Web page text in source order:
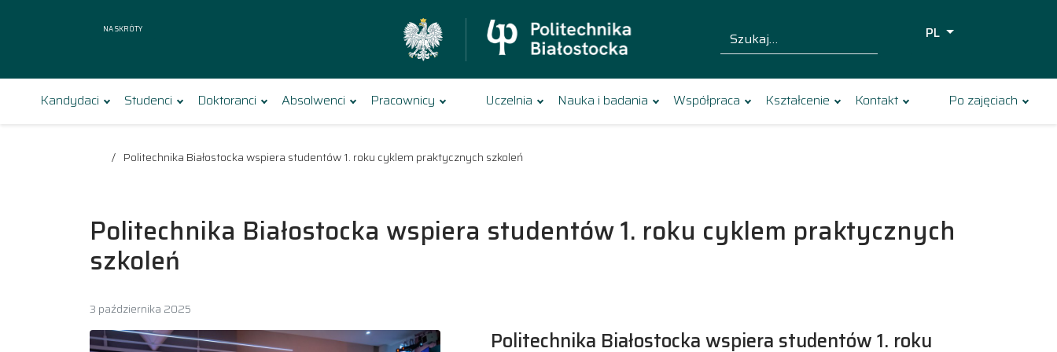
Na skróty Szukaj dla:
PL
Kandydaci Studenci Doktoranci Absolwenci Pracownicy Uczelnia Nauka i badania Współpraca Kształcenie Kontakt Po zajęciach
Politechnika Białostocka wspiera studentów 1. roku cyklem praktycznych szkoleń
Politechnika Białostocka wspiera studentów 1. roku cyklem praktycznych
szkoleń
3 października 2025
Politechnika Białostocka wspiera studentów 1. roku